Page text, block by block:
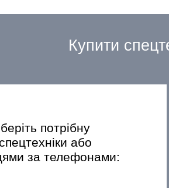
Купити
потрібну
або
за телефонами: